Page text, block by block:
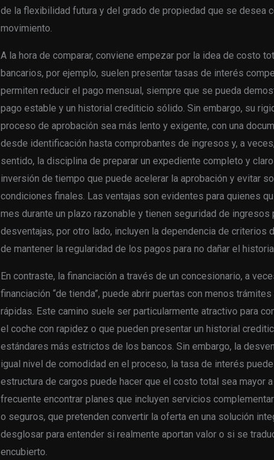
de la flexibilidad futura y del grado de propiedad que se desea
movimiento.
A la hora de comparar, conviene empezar por la idea de costo
bancarios, por ejemplo, suelen presentar tasas de interés
permiten reducir el pago mensual, siempre que se pueda
pago estable y un historial crediticio sólido. Sin embargo, su
proceso de aprobación sea más lento y exigente, con una
desde identificación hasta comprobantes de ingresos y, a
sentido, la disciplina de preparar un expediente completo y
inversión de tiempo que puede acelerar la aprobación y evitar
condiciones finales. Las ventajas son evidentes para quienes
mes durante un plazo razonable y tienen seguridad de ingresos
desventajas, por otro lado, incluyen la dependencia de criterios
de mantener la regularidad de los pagos para no dañar el
En contraste, la financiación a través de un concesionario, a
financiación “de tienda”, puede abrir puertas con menos
rápidas. Este camino suele ser particularmente atractivo para
el coche con rapidez o que pueden presentar un historial
estándares más estrictos de los bancos. Sin embargo, la
igual nivel de comodidad en el proceso, la tasa de interés
estructura de cargos puede hacer que el costo total sea mayor
frecuente encontrar planes que incluyen servicios
o seguros, que pretenden convertir la oferta en una solución
desglosar para entender si realmente aportan valor o si se
encubierto.